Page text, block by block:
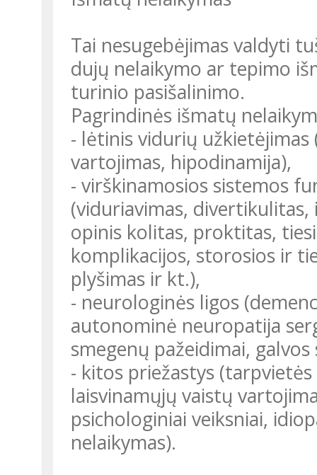
Tai nesugebėjimas valdyti
dujų nelaikymo ar tepimo
turinio pasišalinimo.
Pagrindinės išmatų
- lėtinis vidurių
vartojimas, hipodinamija),
- virškinamosios sistemos
(viduriavimas,
opinis kolitas, proktitas,
komplikacijos, storosios ir
plyšimas ir kt.),
- neurologinės ligos
autonominė neuropatija
smegenų pažeidimai,
- kitos priežastys
laisvinamųjų vaistų
psichologiniai veiksniai,
nelaikymas).